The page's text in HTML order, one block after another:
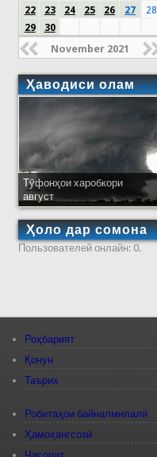
22
23 24 25 26 27
28
29
30
November 2021
Ҳаводиси олам
Тӯфонҳои харобкори
август
Ҳоло дар сомона
Пользователей онлайн: 0.
Роҳбарият
Қонун
Таърих
Робитаҳои байналмилалӣ
Ҳамоҳангсозӣ